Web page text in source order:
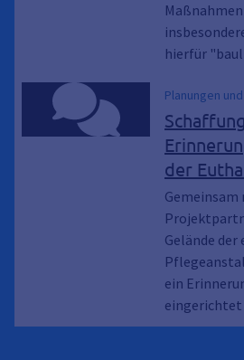
hierfür
Planungen
der
Gemeinsam
Gelände
ein
eingerichtet